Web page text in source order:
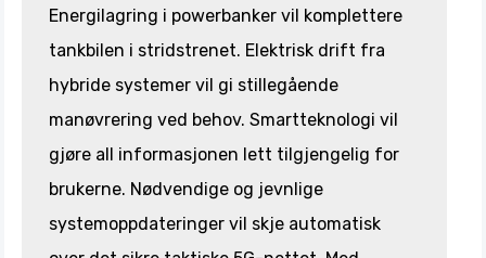
Energilagring i powerbanker vil komplettere
tankbilen i stridstrenet. Elektrisk drift fra
hybride systemer vil gi stillegående
manøvrering ved behov. Smartteknologi vil
gjøre all informasjonen lett tilgjengelig for
brukerne. Nødvendige og jevnlige
systemoppdateringer vil skje automatisk